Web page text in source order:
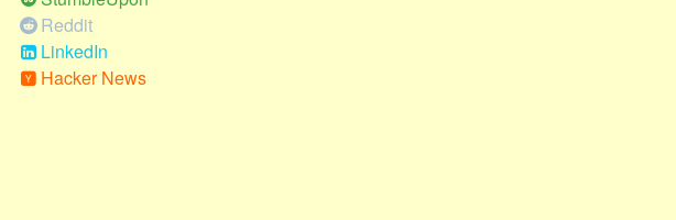
Reddit
LinkedIn
Hacker News